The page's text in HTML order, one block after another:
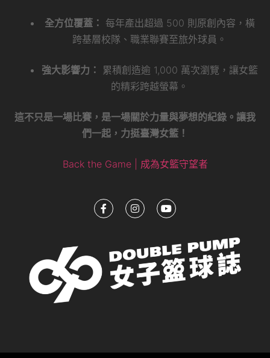
全方位覆蓋： 每年產出超過 500 則原創內容，橫
跨基層校隊、職業聯賽至旅外球員。
強大影響力：
累積創造逾 1,000 萬次瀏覽，讓女籃
的精彩跨越螢幕。
這不只是一場比賽，是一場關於力量與夢想的紀錄。讓我
們一起，力挺臺灣女籃！
Back the Game | 成為女籃守望者